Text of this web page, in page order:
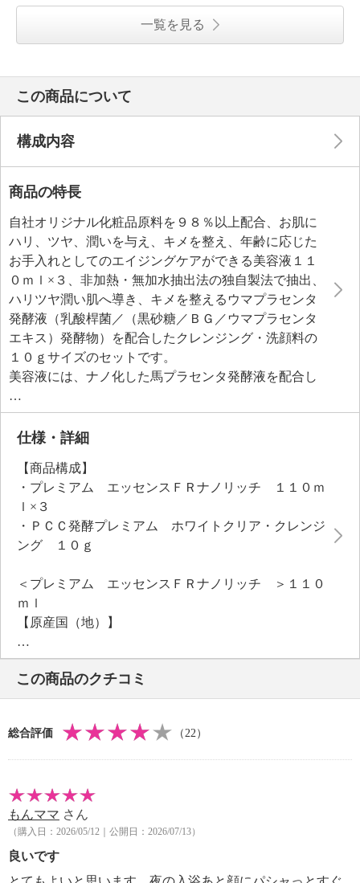
一覧を見る
この商品について
構成内容
商品の特長
自社オリジナル化粧品原料を９８％以上配合、お肌に
ハリ、ツヤ、潤いを与え、キメを整え、年齢に応じた
お手入れとしてのエイジングケアができる美容液１１
０ｍｌ×３、非加熱・無加水抽出法の独自製法で抽出、
ハリツヤ潤い肌へ導き、キメを整えるウマプラセンタ
発酵液（乳酸桿菌／（黒砂糖／ＢＧ／ウマプラセンタ
エキス）発酵物）を配合したクレンジング・洗顔料の
１０ｇサイズのセットです。
美容液には、ナノ化した馬プラセンタ発酵液を配合し
た原料Ｈ−ＢＩＯ−ＦＲ・Ｎａｎｏ（サッカロミセス／
（黒砂糖／プラセンタエキス）発酵液、ＢＧ、プロパ
ンジオール、レシチン、トコフェロール、ヒマワリ種
にこだわり配合、その他国産ヒトサイタイ血幹細胞順
化培養液を配合した原料サイタイＳＰコンプレックス
Ｈ−ＢＩＯ（水、ヒトサイタイ血幹細胞順化培養液、サ
イタイエキス、プロパンジオール、レシチン、ヒマワ
リ種子油、フェノキシエタノール）、ナイアシンアミ
成分を配合し、お肌にハリ、ツヤ、潤いを与え、キメ
を整えます。ほのかなラベンダーをイメージしたさわ
やかな香りです。
【プレミアム エッセンスＦＲナノリッチ（美容
＜配合／無配合表示＞
【ＰＣＣ発酵プレミアム ホワイトクリア・クレンジ
ング（クレンジング・洗顔料）・１０ｇサイズ】
合成香料不使用、ノンアルコール、タール系色素不使
用
仕様・詳細
【商品構成】
・プレミアム エッセンスＦＲナノリッチ １１０ｍ
ｌ×３
・ＰＣＣ発酵プレミアム ホワイトクリア・クレンジ
ング １０ｇ
＜プレミアム エッセンスＦＲナノリッチ ＞１１０
ｍｌ
【原産国（地）】
・日本製
＜ＰＣＣ発酵プレミアム ホワイトクリア・クレンジ
ング １０ｇ＞
・添付文書：台紙
【原産国（地）】
この商品のクチコミ
総合評価 （22）
もんママ さん
（購入日：2026/05/12｜公開日：2026/07/13）
良いです